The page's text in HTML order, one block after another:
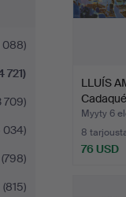
088)
721)
709)
034)
(798)
(815)
LLUÍS
Myyty 6
8
76 USD